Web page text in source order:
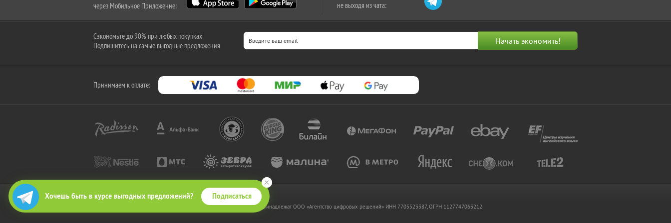
Хочешь быть в курсе выгодных предложений? Подписаться
через Мобильное Приложение:
не выходя из чата:
Сэкономьте до 90% при любых покупках
Подпишитесь на самые выгодные предложения
Принимаем к оплате:
2010-2026 © КупиКупон. Все права защищены.
Все права на товарный знак "КупиКупон" и на сайт www.kupikupon.ru принадлежат OOO «Агентство цифровых решений» ИНН 7705523387, ОГРН 1127747063212